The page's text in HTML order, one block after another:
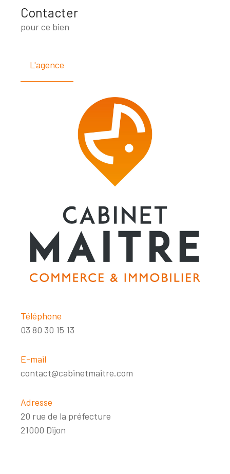
Contacter
pour ce bien
L'agence
Téléphone
03 80 30 15 13
E-mail
contact@cabinetmaitre.com
Adresse
20 rue de la préfecture
21000 Dijon